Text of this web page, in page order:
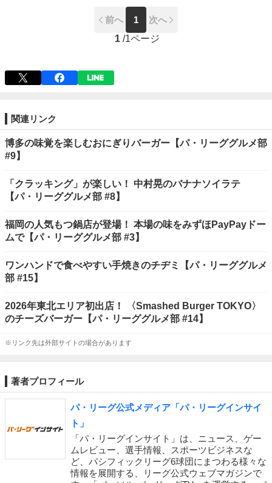
前へ 1
次へ
1 /1ページ
関連リンク
博多の味覚を楽しむおにぎりバーガー【パ・リーググルメ部
#9】
「クラッキング」が楽しい！ 中村晃のバナナソイラテ
【パ・リーググルメ部 #8】
福岡の人気もつ鍋店が登場！ 本場の味をみずほPayPayドー
ムで【パ・リーググルメ部 #3】
ワンハンドで食べやすい手焼きのチヂミ【パ・リーググルメ
部 #15】
2026年東北エリア初出店！ 〈Smashed Burger TOKYO〉
のチーズバーガー【パ・リーググルメ部 #14】
※リンク先は外部サイトの場合があります
著者プロフィール
パ・リーグ公式メディア「パ・リーグインサイ
ト」
「パ・リーグインサイト」は、ニュース、ゲー
ムレビュー、選手情報、スポーツビジネスな
ど、パシフィックリーグ6球団にまつわる様々な
情報を展開する、リーグ公式ウェブマガジンで